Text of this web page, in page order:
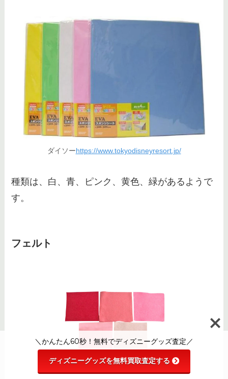
ダイソーhttps://www.tokyodisneyresort.jp/
種類は、白、青、ピンク、黄色、緑があるようで
す。
フェルト
＼かんたん60秒！無料でディズニーグッズ査定／
ディズニーグッズを無料買取査定する